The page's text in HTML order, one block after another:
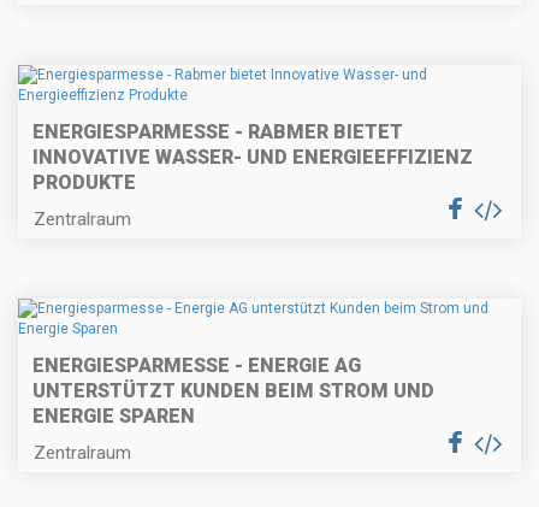
ENERGIESPARMESSE - RABMER BIETET
INNOVATIVE WASSER- UND ENERGIEEFFIZIENZ
PRODUKTE
Zentralraum
ENERGIESPARMESSE - ENERGIE AG
UNTERSTÜTZT KUNDEN BEIM STROM UND
ENERGIE SPAREN
Zentralraum